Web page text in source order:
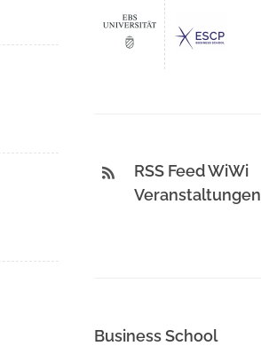
RSS Feed WiWi
Veranstaltungen
Business School